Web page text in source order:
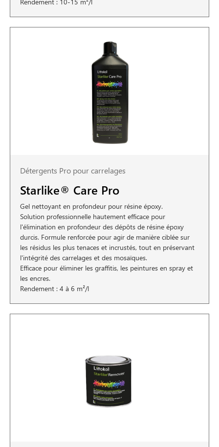
Détergents Pro pour carrelages
Starlike® Care Pro
Gel nettoyant en profondeur pour résine époxy.
Solution professionnelle hautement efficace pour
l'élimination en profondeur des dépôts de résine époxy
durcis. Formule renforcée pour agir de manière ciblée sur
les résidus les plus tenaces et incrustés, tout en préservant
l'intégrité des carrelages et des mosaïques.
Efficace pour éliminer les graffitis, les peintures en spray et
les encres.
Rendement : 4 à 6 m²/l